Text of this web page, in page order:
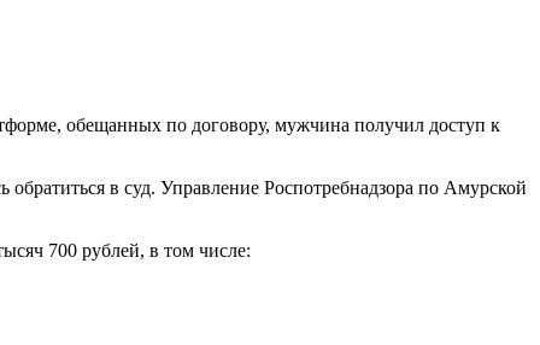
обещанных по договору, мужчина получил доступ к
обратиться в суд. Управление Роспотребнадзора по Амурской
700 рублей, в том числе: